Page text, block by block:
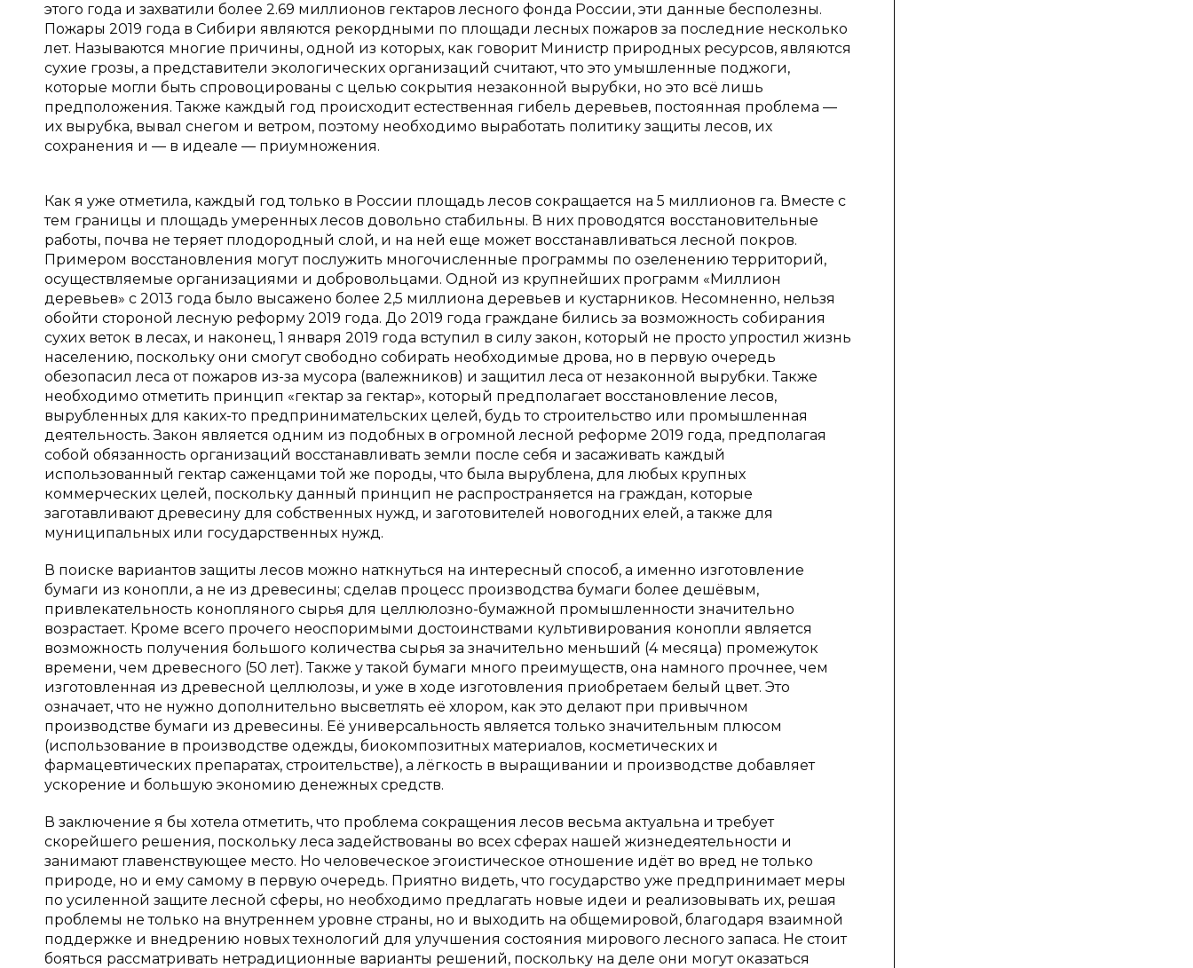
этого года и захватили более 2.69 миллионов гектаров лесного фонда России, эти данные бесполезны.
Пожары 2019 года в Сибири являются рекордными по площади лесных пожаров за последние несколько
лет. Называются многие причины, одной из которых, как говорит Министр природных ресурсов, являются
сухие грозы, а представители экологических организаций считают, что это умышленные поджоги,
которые могли быть спровоцированы с целью сокрытия незаконной вырубки, но это всё лишь
предположения. Также каждый год происходит естественная гибель деревьев, постоянная проблема —
их вырубка, вывал снегом и ветром, поэтому необходимо выработать политику защиты лесов, их
сохранения и — в идеале — приумножения.
Как я уже отметила, каждый год только в России площадь лесов сокращается на 5 миллионов га. Вместе с
тем границы и площадь умеренных лесов довольно стабильны. В них проводятся восстановительные
работы, почва не теряет плодородный слой, и на ней еще может восстанавливаться лесной покров.
Примером восстановления могут послужить многочисленные программы по озеленению территорий,
осуществляемые организациями и добровольцами. Одной из крупнейших программ «Миллион
деревьев» с 2013 года было высажено более 2,5 миллиона деревьев и кустарников. Несомненно, нельзя
обойти стороной лесную реформу 2019 года. До 2019 года граждане бились за возможность собирания
сухих веток в лесах, и наконец, 1 января 2019 года вступил в силу закон, который не просто упростил жизнь
населению, поскольку они смогут свободно собирать необходимые дрова, но в первую очередь
обезопасил леса от пожаров из-за мусора (валежников) и защитил леса от незаконной вырубки. Также
необходимо отметить принцип «гектар за гектар», который предполагает восстановление лесов,
вырубленных для каких-то предпринимательских целей, будь то строительство или промышленная
деятельность. Закон является одним из подобных в огромной лесной реформе 2019 года, предполагая
собой обязанность организаций восстанавливать земли после себя и засаживать каждый
использованный гектар саженцами той же породы, что была вырублена, для любых крупных
коммерческих целей, поскольку данный принцип не распространяется на граждан, которые
заготавливают древесину для собственных нужд, и заготовителей новогодних елей, а также для
муниципальных или государственных нужд.
В поиске вариантов защиты лесов можно наткнуться на интересный способ, а именно изготовление
бумаги из конопли, а не из древесины; сделав процесс производства бумаги более дешёвым,
привлекательность конопляного сырья для целлюлозно-бумажной промышленности значительно
возрастает. Кроме всего прочего неоспоримыми достоинствами культивирования конопли является
возможность получения большого количества сырья за значительно меньший (4 месяца) промежуток
времени, чем древесного (50 лет). Также у такой бумаги много преимуществ, она намного прочнее, чем
изготовленная из древесной целлюлозы, и уже в ходе изготовления приобретаем белый цвет. Это
означает, что не нужно дополнительно высветлять её хлором, как это делают при привычном
производстве бумаги из древесины. Её универсальность является только значительным плюсом
(использование в производстве одежды, биокомпозитных материалов, косметических и
фармацевтических препаратах, строительстве), а лёгкость в выращивании и производстве добавляет
ускорение и большую экономию денежных средств.
В заключение я бы хотела отметить, что проблема сокращения лесов весьма актуальна и требует
скорейшего решения, поскольку леса задействованы во всех сферах нашей жизнедеятельности и
занимают главенствующее место. Но человеческое эгоистическое отношение идёт во вред не только
природе, но и ему самому в первую очередь. Приятно видеть, что государство уже предпринимает меры
по усиленной защите лесной сферы, но необходимо предлагать новые идеи и реализовывать их, решая
проблемы не только на внутреннем уровне страны, но и выходить на общемировой, благодаря взаимной
поддержке и внедрению новых технологий для улучшения состояния мирового лесного запаса. Не стоит
бояться рассматривать нетрадиционные варианты решений, поскольку на деле они могут оказаться